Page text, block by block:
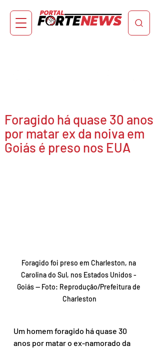
Foragido há quase 30 anos
por matar ex da noiva em
Goiás é preso nos EUA
Foragido foi preso em Charleston, na
Carolina do Sul, nos Estados Unidos -
Goiás — Foto: Reprodução/Prefeitura de
Charleston
Um homem foragido há quase 30
anos por matar o ex-namorado da